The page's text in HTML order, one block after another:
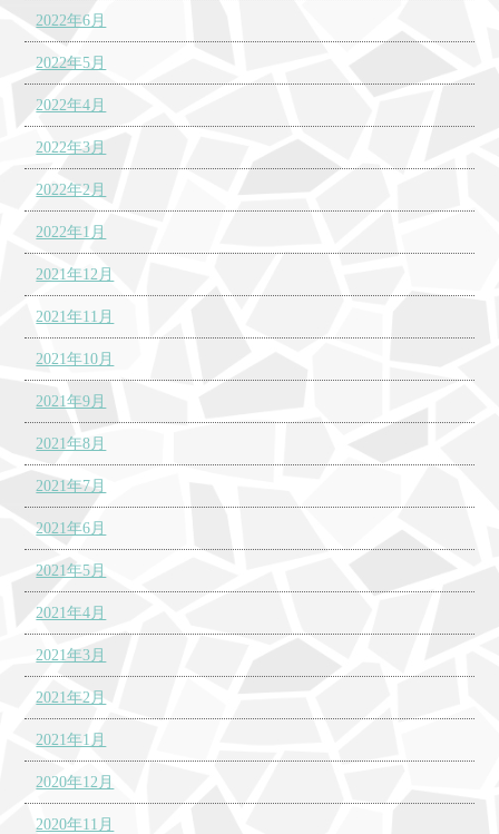
2022年6月
2022年5月
2022年4月
2022年3月
2022年2月
2022年1月
2021年12月
2021年11月
2021年10月
2021年9月
2021年8月
2021年7月
2021年6月
2021年5月
2021年4月
2021年3月
2021年2月
2021年1月
2020年12月
2020年11月